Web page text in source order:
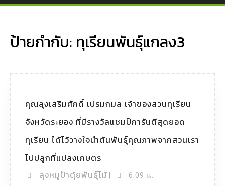
ป้ายกำกับ: ทุเรียนพันธุ์แกลง3
คุณลุงเสริมศักดิ์ เปรมกมล เจ้าของสวนทุเรียน
จังหวัดระยอง ที่มีรางวัลแชมป์การันตีสุดยอด
ทุเรียน ได้ไว้วางใจนำต้นพันธุ์คุณภาพจากสวนเรา
ไปปลูกที่แปลงเกษตร
ลุงหมูป้าตุ้ยพันธุ์ไม้
6:09 น.